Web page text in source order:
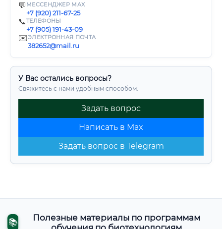
💬 МЕССЕНДЖЕР MAX
+7 (920) 211-67-25
📞ТЕЛЕФОНЫ
+7 (905) 191-43-09
✉️ЭЛЕКТРОННАЯ ПОЧТА
382652@mail.ru
У Вас остались вопросы?
Свяжитесь с нами удобным способом:
Задать вопрос
Написать в Max
Задать вопрос в Telegram
📚
Полезные материалы по программам